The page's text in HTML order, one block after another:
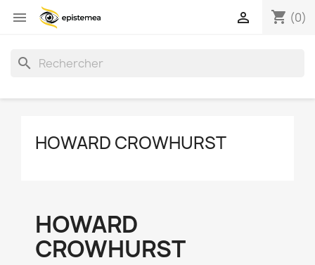
 shopping_cart (0)

search
HOWARD CROWHURST
HOWARD
CROWHURST